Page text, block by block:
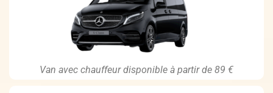
Van avec chauffeur disponible à partir de 89 €